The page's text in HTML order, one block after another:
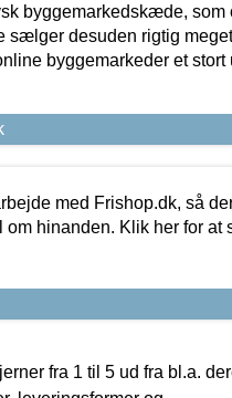
byggemarkedskæde, som
sælger desuden rigtig
byggemarkeder et stort
med Frishop.dk, så
hinanden. Klik her for at
fra 1 til 5 ud fra bl.a.